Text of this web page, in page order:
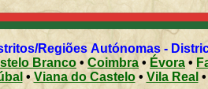
Distritos/Regiões
Branco • Coimbra • Évora •
•Viana do Castelo• Vila Real •